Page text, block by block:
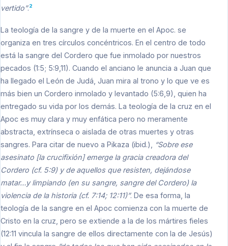
vertido”.2
La teología de la sangre y de la muerte en el Apoc. se
organiza en tres círculos concéntricos. En el centro de todo
está la sangre del Cordero que fue inmolado por nuestros
pecados (1:5; 5:9,11). Cuando el anciano le anuncia a Juan que
ha llegado el León de Judá, Juan mira al trono y lo que ve es
más bien un Cordero inmolado y levantado (5:6,9), quien ha
entregado su vida por los demás. La teología de la cruz en el
Apoc es muy clara y muy enfática pero no meramente
abstracta, extrínseca o aislada de otras muertes y otras
sangres. Para citar de nuevo a Pikaza (ibid.),
“Sobre ese
asesinato [la crucifixión] emerge la gracia creadora del
Cordero (cf. 5:9) y de aquellos que resisten, dejándose
matar…y limpiando (en su sangre, sangre del Cordero) la
violencia de la historia (cf. 7:14; 12:11)”. De esa forma, la
teología de la sangre en el Apoc comienza con la muerte de
Cristo en la cruz, pero se extiende a la de los mártires fieles
(12:11 vincula la sangre de ellos directamente con la de Jesús)